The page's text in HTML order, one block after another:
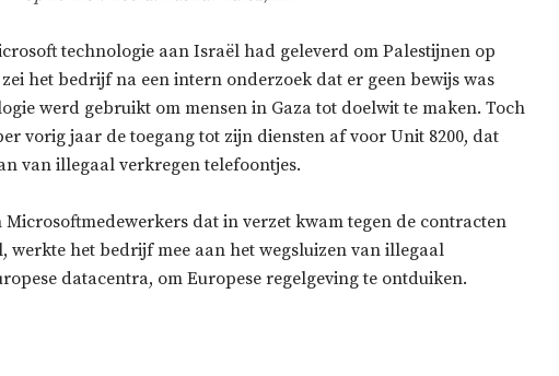
technologie aan Israël had geleverd om Palestijnen op
het bedrijf na een intern onderzoek dat er geen bewijs was
werd gebruikt om mensen in Gaza tot doelwit te maken. Toch
vorig jaar de toegang tot zijn diensten af voor Unit 8200, dat
van illegaal verkregen telefoontjes.
dat in verzet kwam tegen de contracten
werkte het bedrijf mee aan het wegsluizen van illegaal
datacentra, om Europese regelgeving te ontduiken.